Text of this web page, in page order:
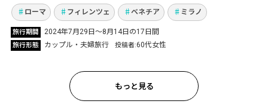
Vol.1060
ローマ フィレンツェ ベネチア ミラノ
旅行期間 2024年7月29日〜8月14日の17日間
旅行形態 カップル・夫婦旅行 投稿者 60代女性
もっと見る